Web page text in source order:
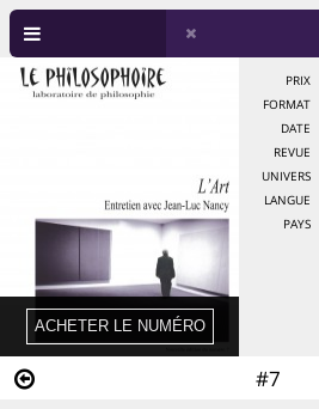
#7
PRIX
FORMAT
DATE
REVUE
UNIVERS
LANGUE
PAYS